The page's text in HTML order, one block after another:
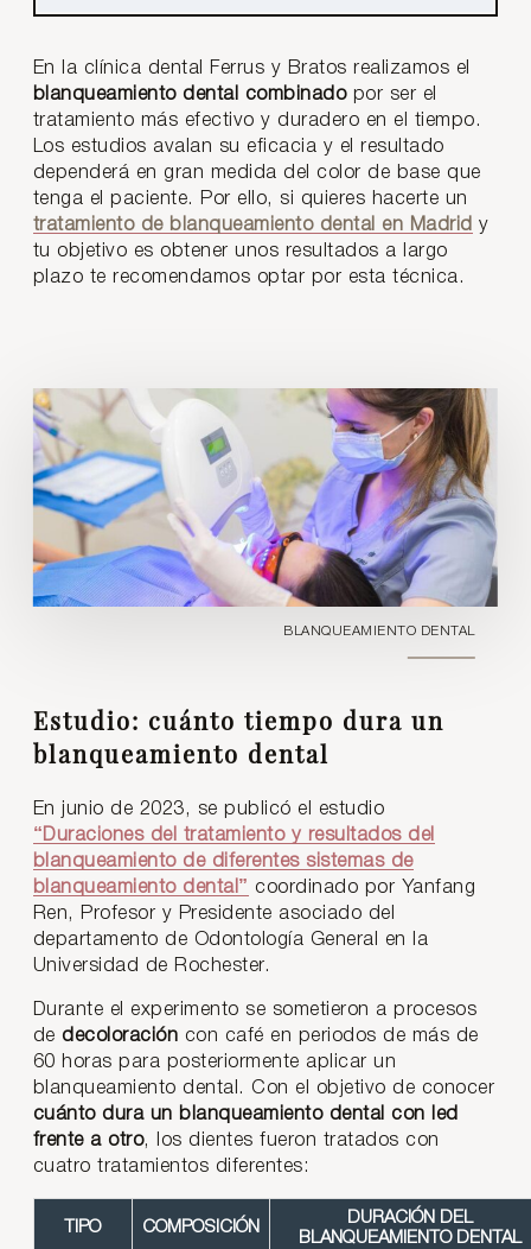
En la clínica dental Ferrus y Bratos realizamos el
blanqueamiento dental combinadopor ser el
tratamiento más efectivo y duradero en el tiempo.
Los estudios avalan su eficacia y el resultado
dependerá en gran medida del color de base que
tenga el paciente. Por ello, si quieres hacerte un
tratamiento de blanqueamiento dental en Madrid y
tu objetivo es obtener unos resultados a largo
plazo te recomendamos optar por esta técnica.
BLANQUEAMIENTO DENTAL
Estudio: cuánto tiempo dura un
blanqueamiento dental
En junio de 2023, se publicó el estudio
“Duraciones del tratamiento y resultados del
blanqueamiento de diferentes sistemas de
blanqueamiento dental” coordinado por Yanfang
Ren, Profesor y Presidente asociado del
departamento de Odontología General en la
Universidad de Rochester.
Durante el experimento se sometieron a procesos
de decoloración con café en periodos de más de
60 horas para posteriormente aplicar un
blanqueamiento dental. Con el objetivo de conocer
cuánto dura un blanqueamiento dental con led
frente a otro, los dientes fueron tratados con
cuatro tratamientos diferentes:
TIPO COMPOSICIÓN
DURACIÓN DEL
BLANQUEAMIENTO DENTAL